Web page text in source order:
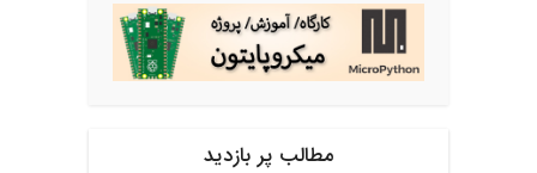
مطالب پر بازدید